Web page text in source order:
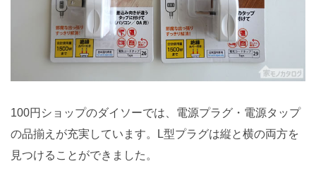
100円ショップのダイソーでは、電源プラグ・電源タップ
の品揃えが充実しています。L型プラグは縦と横の両方を
見つけることができました。